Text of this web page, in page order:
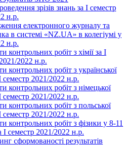
зрізів знань за І семестр
н.р.
електронного журналу та
в системі «NZ.UA» в колегіумі у
н.р.
контрольних робіт з хімії за І
2022 н.р.
контрольних робіт з української
семестр 2021/2022 н.р.
контрольних робіт з німецької
семестр 2021/2022 н.р.
контрольних робіт з польської
семестр 2021/2022 н.р.
контрольних робіт з фізики у 8-11
І семестр 2021/2022 н.р.
сформованості результатів